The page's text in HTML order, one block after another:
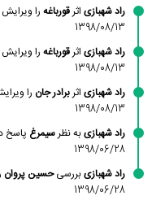
راد شهبازی اثرقورباغه را
1398/08/13
راد شهبازی اثرقورباغه را
1398/08/13
راد شهبازی اثربرادر جان را
1398/08/13
راد شهبازیبه نظرسیمرغ پاسخ
1398/06/28
راد شهبازیبررسیحسین پروان
1398/06/28